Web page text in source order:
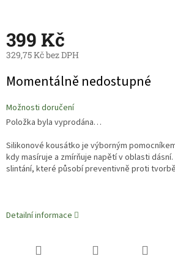
399 Kč
329,75 Kč bez DPH
cena:
Momentálně nedostupné
Možnosti doručení
Položka byla vyprodána…
Silikonové kousátko je výborným
kdy masíruje a zmírňuje napětí v oblasti
slintání, které působí preventivně proti
Detailní informace